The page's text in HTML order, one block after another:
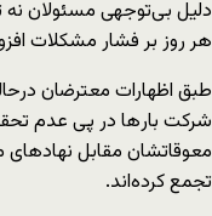
دلیل بی‌توجهی مسئولان
هر روز بر فشار مشکلات
طبق اظهارات معترضان
شرکت بار‌ها در پی عدم
معوقاتشان مقابل
تجمع کرده‌اند.